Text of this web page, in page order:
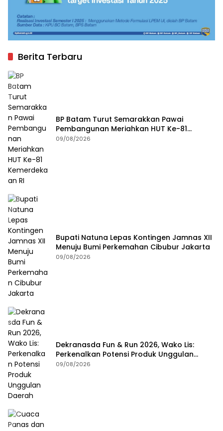
Berita Terbaru
BP Batam Turut Semarakkan Pawai
Pembangunan Meriahkan HUT Ke-81
Kemerdekaan RI
09/08/2026
Bupati Natuna Lepas Kontingen Jamnas XII
Menuju Bumi Perkemahan Cibubur Jakarta
09/08/2026
Dekranasda Fun & Run 2026, Wako Lis:
Perkenalkan Potensi Produk Unggulan
Daerah
09/08/2026